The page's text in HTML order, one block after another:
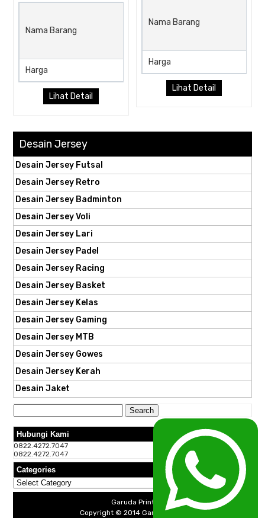
Nama Barang
Magenta–Ungu Plum
Harga Rp (Hubungi CS)
Lihat Detail
Nama Barang
Harga
Lihat Detail
Desain Jersey
Desain Jersey Futsal
Desain Jersey Retro
Desain Jersey Badminton
Desain Jersey Voli
Desain Jersey Lari
Desain Jersey Padel
Desain Jersey Racing
Desain Jersey Basket
Desain Jersey Kelas
Desain Jersey Gaming
Desain Jersey MTB
Desain Jersey Gowes
Desain Jersey Kerah
Desain Jaket
for:
Hubungi Kami
0822.4272.7047
0822.4272.7047
Categories
Categories
Garuda Print
Copyright © 2014 Garuda Print